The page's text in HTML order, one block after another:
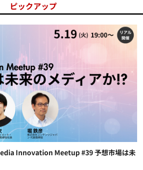
ピックアップ
Innovation Meetup #39 予想市場は未